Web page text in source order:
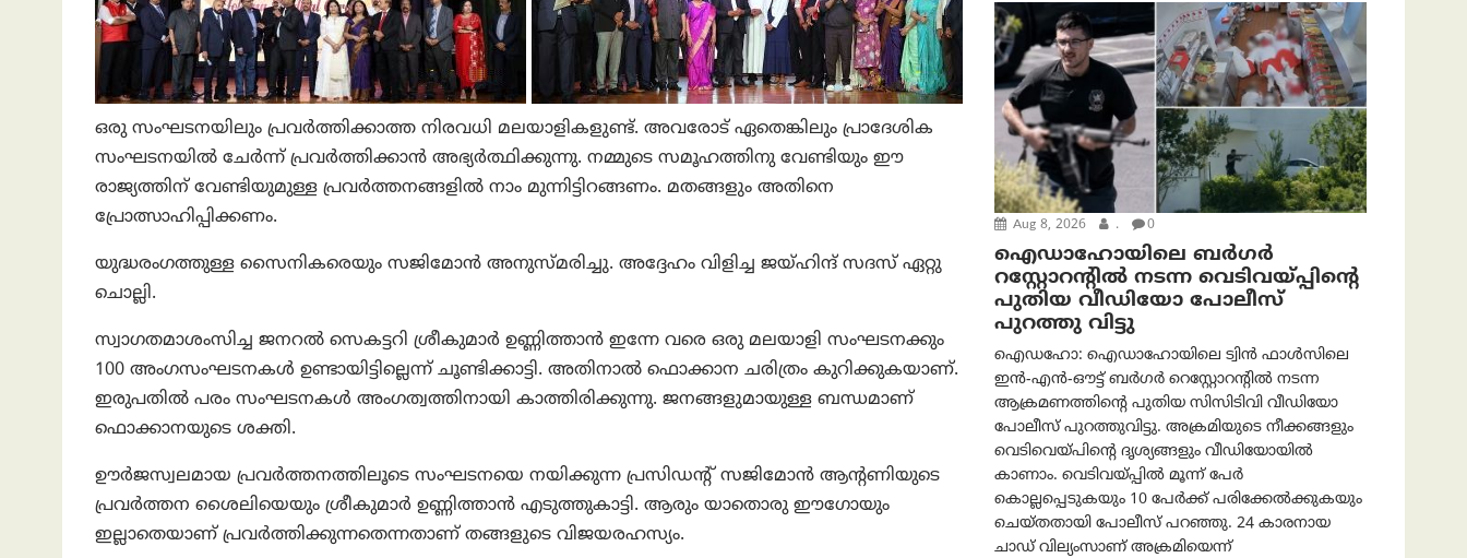
ഒരു സംഘടനയിലും പ്രവർത്തിക്കാത്ത നിരവധി മലയാളികളുണ്ട്. അവരോട് ഏതെങ്കിലും പ്രാദേശിക
സംഘടനയിൽ ചേർന്ന് പ്രവർത്തിക്കാൻ അഭ്യർത്ഥിക്കുന്നു. നമ്മുടെ സമൂഹത്തിനു വേണ്ടിയും ഈ
രാജ്യത്തിന് വേണ്ടിയുമുള്ള പ്രവർത്തനങ്ങളിൽ നാം മുന്നിട്ടിറങ്ങണം. മതങ്ങളും അതിനെ
പ്രോത്സാഹിപ്പിക്കണം.
യുദ്ധരംഗത്തുള്ള സൈനികരെയും സജിമോൻ അനുസ്മരിച്ചു. അദ്ദേഹം വിളിച്ച ജയ്ഹിന്ദ് സദസ് ഏറ്റു
ചൊല്ലി.
സ്വാഗതമാശംസിച്ച ജനറൽ സെകട്ടറി ശ്രീകുമാർ ഉണ്ണിത്താൻ ഇന്നേ വരെ ഒരു മലയാളി സംഘടനക്കും
100 അംഗസംഘടനകൾ ഉണ്ടായിട്ടില്ലെന്ന് ചൂണ്ടിക്കാട്ടി. അതിനാൽ ഫൊക്കാന ചരിത്രം കുറിക്കുകയാണ്.
ഇരുപതിൽ പരം സംഘടനകൾ അംഗത്വത്തിനായി കാത്തിരിക്കുന്നു. ജനങ്ങളുമായുള്ള ബന്ധമാണ്
ഫൊക്കാനയുടെ ശക്തി.
ഊർജസ്വലമായ പ്രവർത്തനത്തിലൂടെ സംഘടനയെ നയിക്കുന്ന പ്രസിഡന്റ് സജിമോൻ ആന്റണിയുടെ
പ്രവർത്തന ശൈലിയെയും ശ്രീകുമാർ ഉണ്ണിത്താൻ എടുത്തുകാട്ടി. ആരും യാതൊരു ഈഗോയും
ഇല്ലാതെയാണ് പ്രവർത്തിക്കുന്നതെന്നതാണ് തങ്ങളുടെ വിജയരഹസ്യം.
Aug 8, 2026 . 0
ഐഡാഹോയിലെ ബർഗർ
റസ്റ്റോറന്റിൽ നടന്ന വെടിവയ്പ്പിന്റെ
പുതിയ വീഡിയോ പോലീസ്
പുറത്തു വിട്ടു
ഐഡഹോ: ഐഡാഹോയിലെ ട്വിൻ ഫാൾസിലെ
ഇൻ-എൻ-ഔട്ട് ബർഗർ റെസ്റ്റോറന്റിൽ നടന്ന
ആക്രമണത്തിന്റെ പുതിയ സിസിടിവി വീഡിയോ
പോലീസ് പുറത്തുവിട്ടു. അക്രമിയുടെ നീക്കങ്ങളും
വെടിവെയ്പിന്റെ ദൃശ്യങ്ങളും വീഡിയോയില്‍
കാണാം. വെടിവയ്പ്പിൽ മൂന്ന് പേർ
കൊല്ലപ്പെടുകയും 10 പേർക്ക് പരിക്കേൽക്കുകയും
ചെയ്തതായി പോലീസ് പറഞ്ഞു. 24 കാരനായ
ചാഡ് വില്യംസാണ് അക്രമിയെന്ന്